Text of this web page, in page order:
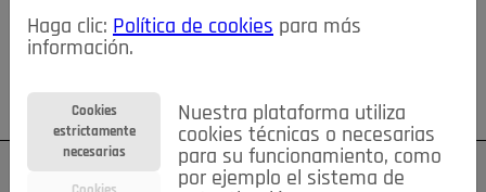
TABLÓN DE ANUNCIOS MIS ANUNCIOS CONTACTO
NOSOTROS
Su cuenta Regístrese ¿Olvidó su contraseña?
Haga clic: Política de cookies para más
información.
Cookies
estrictamente
necesarias
Nuestra plataforma utiliza
cookies técnicas o necesarias
para su funcionamiento, como
por ejemplo el sistema de